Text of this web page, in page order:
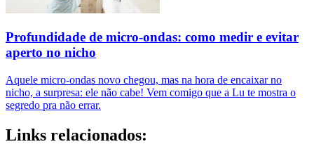
Profundidade de micro-ondas: como medir e evitar
aperto no nicho
Aquele micro-ondas novo chegou, mas na hora de encaixar no
nicho, a surpresa: ele não cabe! Vem comigo que a Lu te mostra o
segredo pra não errar.
Links relacionados: